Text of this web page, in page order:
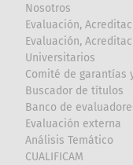
Nosotros
Evaluación,
Evaluación,
Universitarios
Comité de garantías
Buscador de títulos
Banco de
Evaluación externa
Análisis Temático
CUALIFICAM